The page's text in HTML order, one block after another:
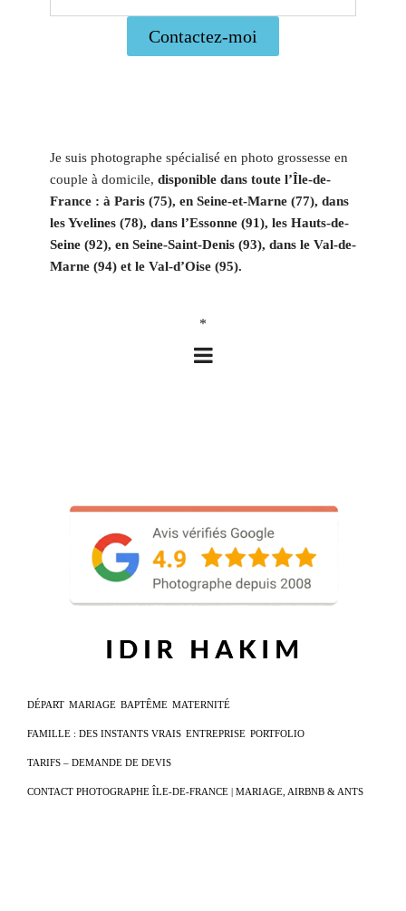
Contactez-moi
Je suis photographe spécialisé en photo grossesse en
couple à domicile, disponible dans toute l’Île-de-
France : à Paris (75), en Seine-et-Marne (77), dans
les Yvelines (78), dans l’Essonne (91), les Hauts-de-
Seine (92), en Seine-Saint-Denis (93), dans le Val-de-
Marne (94) et le Val-d’Oise (95).
*
DÉPART MARIAGE BAPTÊME MATERNITÉ
FAMILLE : DES INSTANTS VRAIS ENTREPRISE PORTFOLIO
TARIFS – DEMANDE DE DEVIS
CONTACT PHOTOGRAPHE ÎLE-DE-FRANCE | MARIAGE, AIRBNB & ANTS